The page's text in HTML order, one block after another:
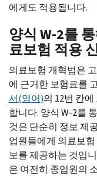
에게도 적용됩니다.
양식 W-2를
료보험 적용
의료보험 개혁법은
에 근거한 보험료를
서(영어)의 12번 칸에
합니다. 양식 W-2를
것은 단순히 정보 제
업원들에게 의료보
보를 제공하는 것입
은 여전히 종업원의